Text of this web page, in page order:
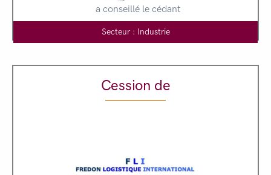
a conseillé le cédant
Secteur : Industrie
Cession de